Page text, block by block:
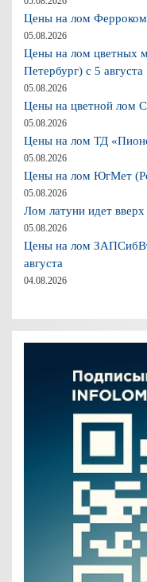
Цены на лом Ферроком
05.08.2026
Цены на лом цветных
Петербург) с 5 августа
05.08.2026
Цены на цветной лом
05.08.2026
Цены на лом ТД
05.08.2026
Цены на лом ЮгМет
05.08.2026
Лом латуни идет
05.08.2026
Цены на лом
августа
04.08.2026